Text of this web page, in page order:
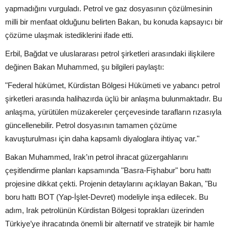
yapmadığını vurguladı. Petrol ve gaz dosyasının çözülmesinin
milli bir menfaat olduğunu belirten Bakan, bu konuda kapsayıcı bir
çözüme ulaşmak istediklerini ifade etti.
Erbil, Bağdat ve uluslararası petrol şirketleri arasındaki ilişkilere
değinen Bakan Muhammed, şu bilgileri paylaştı:
"Federal hükümet, Kürdistan Bölgesi Hükümeti ve yabancı petrol
şirketleri arasında halihazırda üçlü bir anlaşma bulunmaktadır. Bu
anlaşma, yürütülen müzakereler çerçevesinde tarafların rızasıyla
güncellenebilir. Petrol dosyasının tamamen çözüme
kavuşturulması için daha kapsamlı diyaloglara ihtiyaç var."
Bakan Muhammed, Irak’ın petrol ihracat güzergahlarını
çeşitlendirme planları kapsamında "Basra-Fişhabur" boru hattı
projesine dikkat çekti. Projenin detaylarını açıklayan Bakan, "Bu
boru hattı BOT (Yap-İşlet-Devret) modeliyle inşa edilecek. Bu
adım, Irak petrolünün Kürdistan Bölgesi toprakları üzerinden
Türkiye’ye ihracatında önemli bir alternatif ve stratejik bir hamle